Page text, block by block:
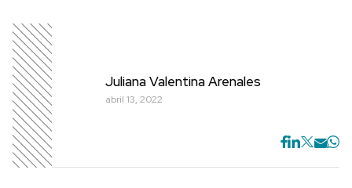
Juliana Valentina Arenales
abril 13, 2022